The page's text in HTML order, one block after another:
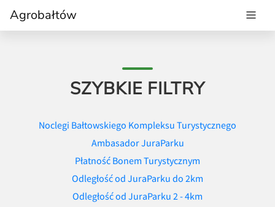
Agrobałtów
SZYBKIE FILTRY
Noclegi Bałtowskiego Kompleksu Turystycznego
Ambasador JuraParku
Płatność Bonem Turystycznym
Odległość od JuraParku do 2km
Odległość od JuraParku 2 - 4km